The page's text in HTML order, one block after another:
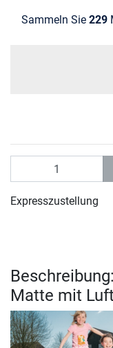
Sammeln Sie 229
Expresszustellung
Matte mit